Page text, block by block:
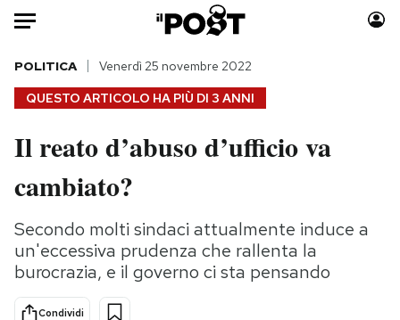
Auto
HOME
Italia
Politica
Tecnologia
Internet
Scienza
Cultura
Moda
Storie/Idee
Ok Boomer!
Media
QUESTO ARTICOLO HA PIÙ DI 3 ANNI
POLITICA Venerdì 25 novembre 2022
Il reato d’abuso d’ufficio va
cambiato?
Secondo molti sindaci attualmente induce a
un'eccessiva prudenza che rallenta la
burocrazia, e il governo ci sta pensando
Condividi